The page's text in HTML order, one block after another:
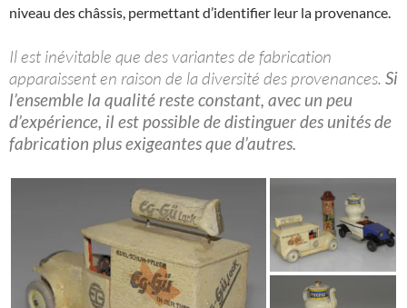
niveau des châssis, permettant d’identifier leur la provenance.
Il est inévitable que des variantes de fabrication
apparaissent en raison de la diversité des provenances. Si
l’ensemble la qualité reste constant, avec un peu
d’expérience, il est possible de distinguer des unités de
fabrication plus exigeantes que d’autres.